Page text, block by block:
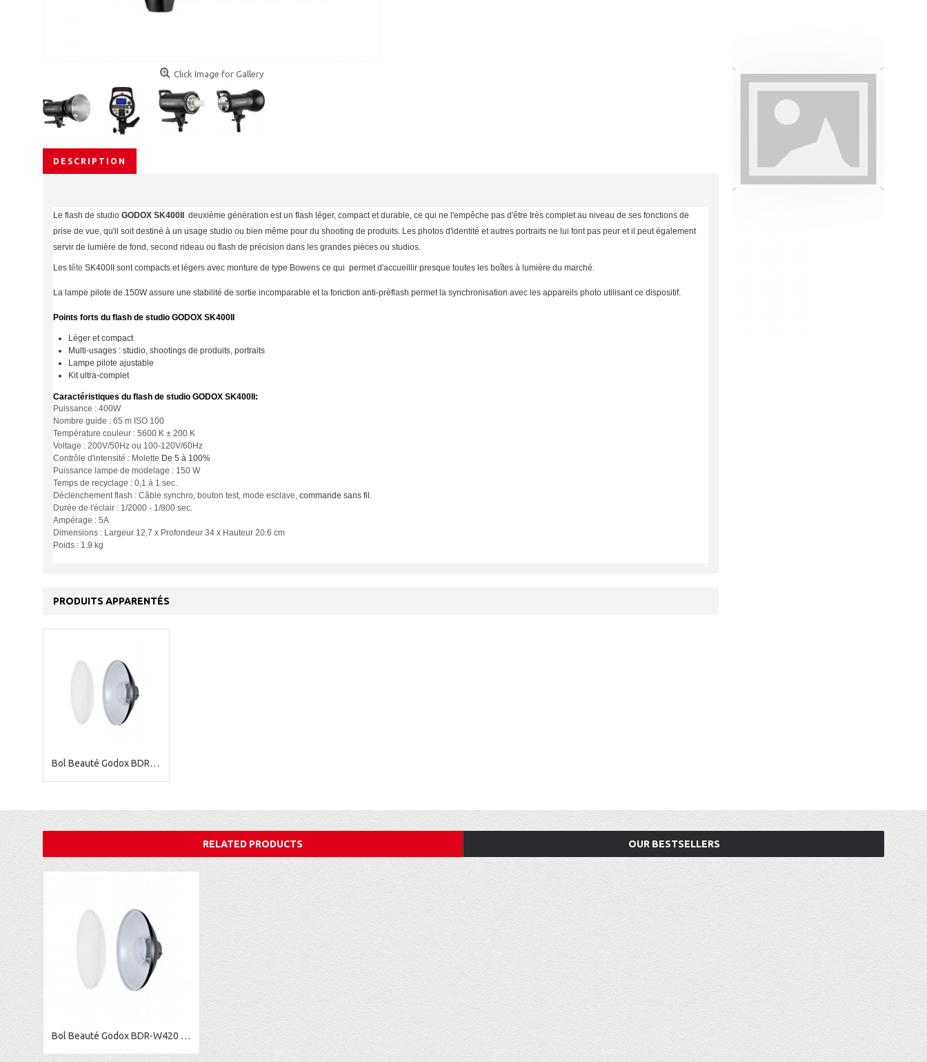
Click Image for Gallery
DESCRIPTION
Le flash de studio GODOX SK400II deuxième génération est un flash léger, compact et durable , ce qui ne l'empêche pas d'être très complet au niveau de ses fonctions de
prise de vue, qu'il soit destiné à un usage studio ou bien même pour du shooting de produits. Les photos d'identité et autres portraits ne lui font pas peur et il peut également
servir de lumière de fond, second rideau ou flash de précision dans les grandes pièces ou studios.
Les tête SK400II sont compacts et légers avec monture de type Bowens ce qui permet d'accueillir presque toutes les boîtes à lumière du marché.
La lampe pilote de 150W assure une stabilité de sortie incomparable et la fonction anti-préflash permet la synchronisation avec les appareils photo utilisant ce dispositif.
Points forts du flash de studio GODOX SK400II
Léger et compact
Multi-usages : studio, shootings de produits, portraits
Lampe pilote ajustable
Kit ultra-complet
Caractéristiques du flash de studio GODOX SK400II:
Puissance : 400W
Nombre guide : 65 m ISO 100
Température couleur : 5600 K ± 200 K
Voltage : 200V/50Hz ou 100-120V/60Hz
Contrôle d'intensité : Molette De 5 à 100%
Puissance lampe de modelage : 150 W
Temps de recyclage : 0,1 à 1 sec.
Déclenchement flash : Câble synchro, bouton test, mode esclave, commande sans fil.
Durée de l'éclair : 1/2000 - 1/800 sec.
Ampérage : 5A
Dimensions : Largeur 12,7 x Profondeur 34 x Hauteur 20.6 cm
Poids : 1,9 kg
PRODUITS APPARENTÉS
Bol Beauté Godox BDR-W420 Bol Beauté 42cm Blanc
RELATED PRODUCTS OUR BESTSELLERS
Bol Beauté Godox BDR-W420 Bol Beauté 42cm Blanc